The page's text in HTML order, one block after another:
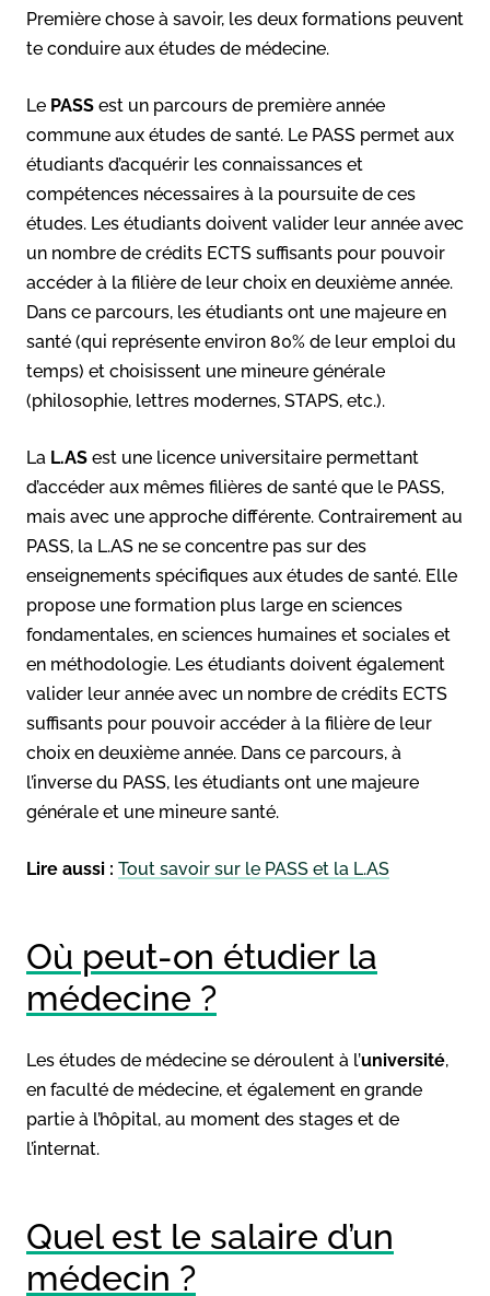
Première chose à savoir, les deux formations peuvent
te conduire aux études de médecine.
Le PASS est un parcours de première année
commune aux études de santé. Le PASS permet aux
étudiants d’acquérir les connaissances et
compétences nécessaires à la poursuite de ces
études. Les étudiants doivent valider leur année avec
un nombre de crédits ECTS suffisants pour pouvoir
accéder à la filière de leur choix en deuxième année.
Dans ce parcours, les étudiants ont une majeure en
santé (qui représente environ 80% de leur emploi du
temps) et choisissent une mineure générale
(philosophie, lettres modernes, STAPS, etc.).
La L.AS est une licence universitaire permettant
d’accéder aux mêmes filières de santé que le PASS,
mais avec une approche différente. Contrairement au
PASS, la L.AS ne se concentre pas sur des
enseignements spécifiques aux études de santé. Elle
propose une formation plus large en sciences
fondamentales, en sciences humaines et sociales et
en méthodologie. Les étudiants doivent également
valider leur année avec un nombre de crédits ECTS
suffisants pour pouvoir accéder à la filière de leur
choix en deuxième année. Dans ce parcours, à
l’inverse du PASS, les étudiants ont une majeure
générale et une mineure santé.
Lire aussi : Tout savoir sur le PASS et la L.AS
Où peut-on étudier la
médecine ?
Les études de médecine se déroulent à l’université,
en faculté de médecine, et également en grande
partie à l’hôpital, au moment des stages et de
l’internat.
Quel est le salaire d’un
médecin ?